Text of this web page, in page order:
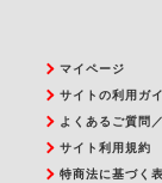
マイページ
サイトの利用ガ
よくあるご質問
サイト利用規約
特商法に基づく